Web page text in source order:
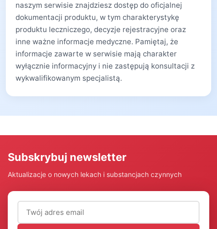
naszym serwisie znajdziesz dostęp do oficjalnej
dokumentacji produktu, w tym charakterystykę
produktu leczniczego, decyzje rejestracyjne oraz
inne ważne informacje medyczne. Pamiętaj, że
informacje zawarte w serwisie mają charakter
wyłącznie informacyjny i nie zastępują konsultacji z
wykwalifikowanym specjalistą.
Subskrybuj newsletter
Aktualizacje o nowych lekach i substancjach czynnych
Adres email (wymagany)